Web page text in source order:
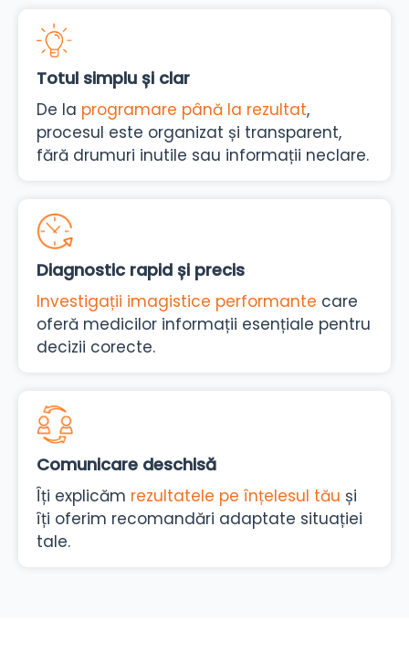
Totul simplu și clar
De la programare până la rezultat,
procesul este organizat și transparent,
fără drumuri inutile sau informații neclare.
Diagnostic rapid și precis
Investigații imagistice performante care
oferă medicilor informații esențiale pentru
decizii corecte.
Comunicare deschisă
Îți explicăm rezultatele pe înțelesul tău și
îți oferim recomandări adaptate situației
tale.